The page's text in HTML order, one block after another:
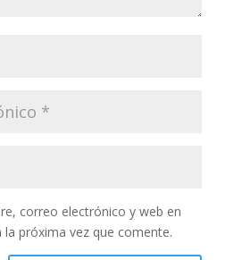
correo electrónico y web en
la próxima vez que comente.